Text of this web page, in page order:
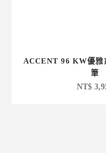
ACCENT 96 KW優雅
筆
NT$